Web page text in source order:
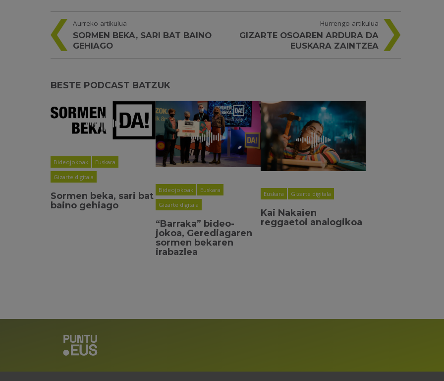
Aurreko artikulua
SORMEN BEKA, SARI BAT BAINO
GEHIAGO
Hurrengo artikulua
GIZARTE OSOAREN ARDURA DA
EUSKARA ZAINTZEA
BESTE PODCAST BATZUK
Bideojokoak
Euskara
Gizarte digitala
Sormen beka, sari bat
baino gehiago
Bideojokoak
Euskara
Gizarte digitala
“Barraka” bideo-
jokoa, Gerediagaren
sormen bekaren
irabazlea
Euskara Gizarte digitala
Kai Nakaien
reggaetoi analogikoa